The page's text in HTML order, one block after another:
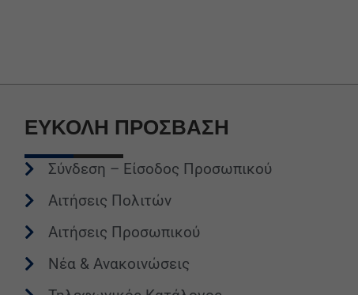
ΕΥΚΟΛΗ ΠΡΟΣΒΑΣΗ
Σύνδεση – Είσοδος Προσωπικού
Αιτήσεις Πολιτών
Αιτήσεις Προσωπικού
Νέα & Ανακοινώσεις